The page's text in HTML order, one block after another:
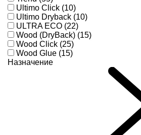
Ultimo Click (10)
Ultimo Dryback (10)
ULTRA ECO (22)
Wood (DryBack) (15)
Wood Click (25)
Wood Glue (15)
Назначение